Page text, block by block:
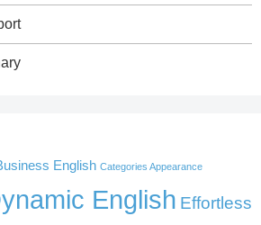
English Categories Appearance
English Effortless